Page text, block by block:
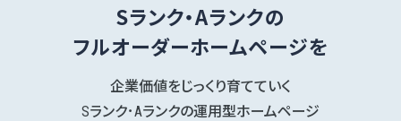
Sランク・Aランクの
フルオーダーホームページを
企業価値をじっくり育てていく
Sランク･Aランクの運用型ホームページ